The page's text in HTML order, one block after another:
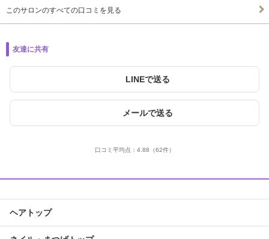
このサロンのすべての口コミを見る
友達に共有
LINEで送る
メールで送る
口コミ平均点： 4.88 （62件）
ヘアトップ